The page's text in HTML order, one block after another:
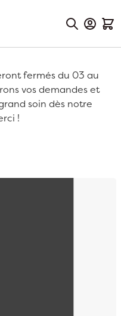
fermés du 03 au
vos demandes et
soin dès notre
!